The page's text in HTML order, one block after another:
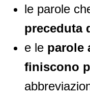
le parole
preceduta
e le parole
finiscono